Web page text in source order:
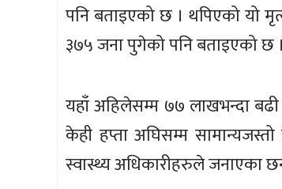
पनि बताइएको छ । थपिएको यो
३७५ जना पुगेको पनि बताइएको छ ।
यहाँ अहिलेसम्म ७७ लाखभन्दा
केही हप्ता अघिसम्म
स्वास्थ्य अधिकारीहरुले जनाएका